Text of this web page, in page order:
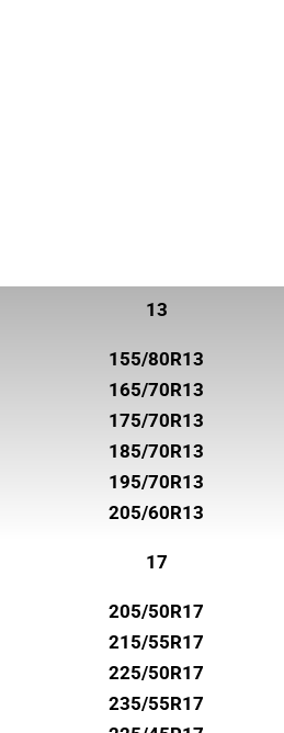
VREDESTEIN
WESTLAKE
YOKOHAMA
13
155/80R13
165/70R13
175/70R13
185/70R13
195/70R13
205/60R13
17
205/50R17
215/55R17
225/50R17
235/55R17